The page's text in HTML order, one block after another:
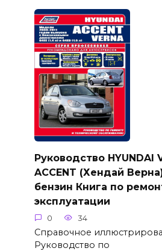
Руководство HYUNDAI
ACCENT (Хендай
бензин Книга по
эксплуатации
0 34
Справочное
Руководство по